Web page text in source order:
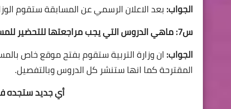
الجواب: بعد الاعلان الرسمي عن المسابقة ستقوم
س7: ماهي الدروس التي يجب مراجعتها للتحضير للمسابقة
الجواب: ان وزارة التربية ستقوم بفتح موقع خاص
المقترحة كما انها ستنشر كل الدروس وبالتفصيل.
أي جديد ستجده